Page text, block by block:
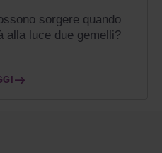
sorgere quando
alla luce due gemelli?